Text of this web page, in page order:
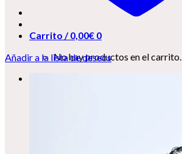
Carrito /0,00€ 0
No hay productos en el carrito.
Añadir a la lista de deseos